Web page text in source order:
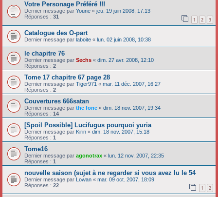
Votre Personage Préféré !!!
Dernier message par Youne « jeu. 19 juin 2008, 17:13
Réponses : 31 1 2 3
Catalogue des O-part
Dernier message par laboite « lun. 02 juin 2008, 10:38
le chapitre 76
Dernier message par Sechs « dim. 27 avr. 2008, 12:10
Réponses : 2
Tome 17 chapitre 67 page 28
Dernier message par Tiger971 « mar. 11 déc. 2007, 16:27
Réponses : 2
Couvertures 666satan
Dernier message par the fone « dim. 18 nov. 2007, 19:34
Réponses : 14
[Spoil Possible] Lucifugus pourquoi yuria
Dernier message par Kirin « dim. 18 nov. 2007, 15:18
Réponses : 1
Tome16
Dernier message par agonotrax « lun. 12 nov. 2007, 22:35
Réponses : 1
nouvelle saison (sujet à ne regarder si vous avez lu le 54
Dernier message par Lowan « mar. 09 oct. 2007, 18:09
Réponses : 22 1 2